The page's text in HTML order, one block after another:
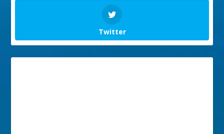
Twitter